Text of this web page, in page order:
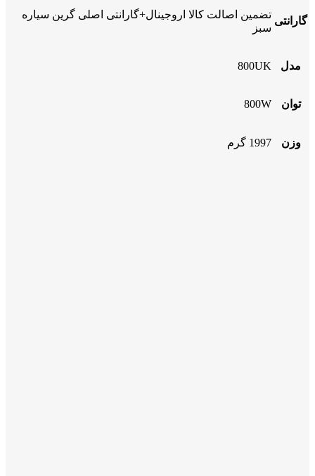
گارانتی
تضمین اصالت کالا اروجینال+گارانتی اصلی گرین سیاره
سبز
مدل 800UK
توان 800W
وزن 1997 گرم